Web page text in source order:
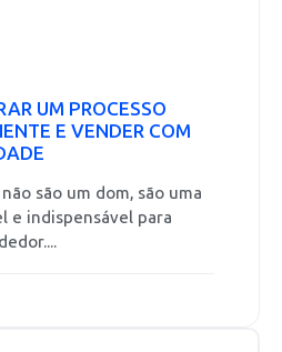
UM PROCESSO
E VENDER COM
são um dom, são uma
e indispensável para